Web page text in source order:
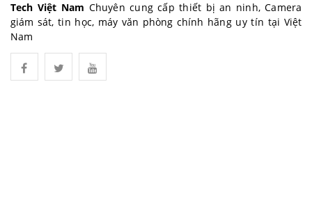
Tech Việt Nam Chuyên cung cấp thiết bị an ninh, Camera
giám sát, tin học, máy văn phòng chính hãng uy tín tại Việt
Nam